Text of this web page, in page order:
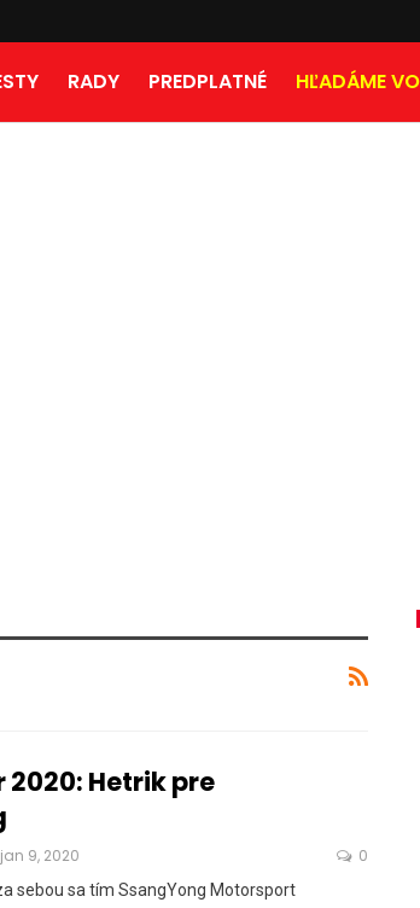
RADY PREDPLATNÉ HĽADÁME
2020: Hetrik pre
jan 9, 2020 0
sebou sa tím SsangYong Motorsport